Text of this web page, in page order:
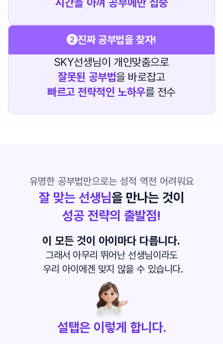
2 진짜 공부법을 찾자!
SKY선생님이 개인맞춤으로
잘못된 공부법을 바로잡고
빠르고 전략적인 노하우를 전수
유명한 공부법만으로는 성적 역전 어려워요
잘 맞는 선생님을 만나는 것이
성공 전략의 출발점!
이 모든 것이 아이마다 다릅니다.
그래서 아무리 뛰어난 선생님이라도
우리 아이에겐 맞지 않을 수 있습니다.
설탭은 이렇게 합니다.